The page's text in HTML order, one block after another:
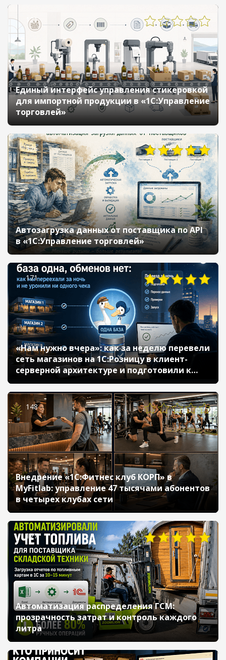
121
Единый интерфейс управления стикеровкой
для импортной продукции в «1С:Управление
торговлей»
326
Автозагрузка данных от поставщика по API
в «1С:Управление торговлей»
171
«Нам нужно вчера»: как за неделю перевели
сеть магазинов на 1С:Розницу в клиент-
серверной архитектуре и подготовили к
открытию новых точек
148
Внедрение «1С:Фитнес клуб КОРП» в
MyFitlab: управление 47 тысячами абонентов
в четырех клубах сети
177
Автоматизация распределения ГСМ:
прозрачность затрат и контроль каждого
литра